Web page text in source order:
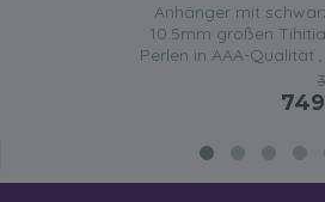
Anhänger mit
10.5mm großen
Perlen in AAA-Qualität